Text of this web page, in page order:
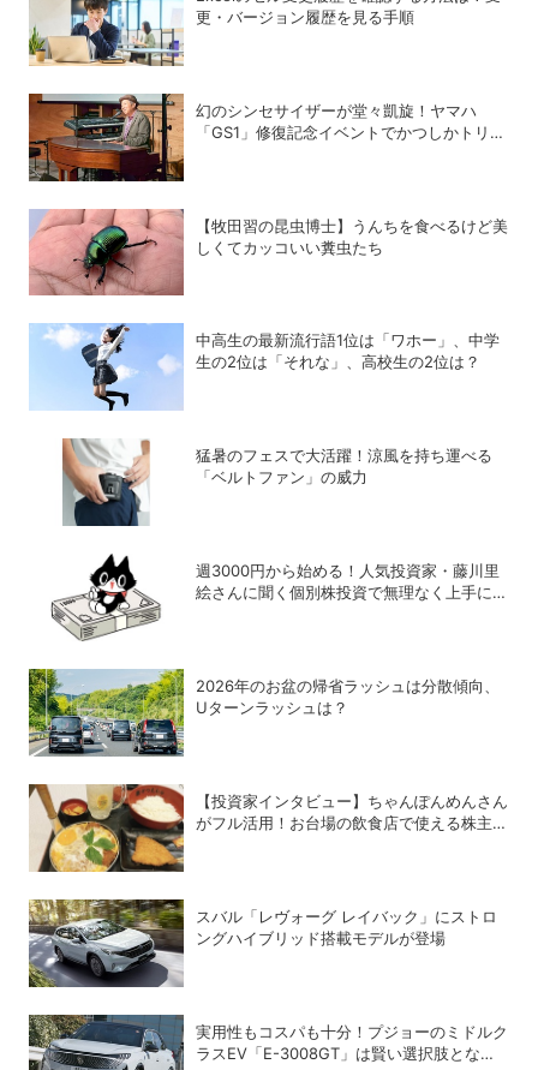
更・バージョン履歴を見る手順
幻のシンセサイザーが堂々凱旋！ヤマハ
「GS1」修復記念イベントでかつしかトリオ
【牧田習の昆虫博士】うんちを食べるけど美
しくてカッコいい糞虫たち
中高生の最新流行語1位は「ワホー」、中学
生の2位は「それな」、高校生の2位は？
猛暑のフェスで大活躍！涼風を持ち運べる
「ベルトファン」の威力
週3000円から始める！人気投資家・藤川里
絵さんに聞く個別株投資で無理なく上手に稼
2026年のお盆の帰省ラッシュは分散傾向、
Uターンラッシュは？
【投資家インタビュー】ちゃんぽんめんさん
がフル活用！お台場の飲食店で使える株主優
スバル「レヴォーグ レイバック」にストロ
ングハイブリッド搭載モデルが登場
実用性もコスパも十分！プジョーのミドルク
ラスEV「E-3008GT」は賢い選択肢となり